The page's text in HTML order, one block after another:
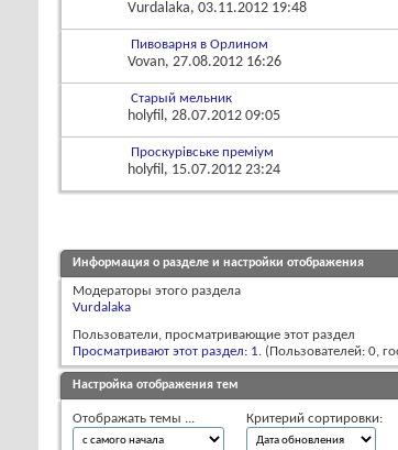
Vurdalaka, 03.11.2012 19:48
Пивоварня в Орлином
Vovan, 27.08.2012 16:26
Старый мельник
holyfil , 28.07.2012 09:05
Проскурівське преміум
holyfil , 15.07.2012 23:24
Информация о разделе и настройки отображения
Модераторы этого раздела
Vurdalaka
Пользователи, просматривающие этот раздел
Просматривают этот раздел: 1. (Пользователей: 0,
Настройка отображения тем
Отображать темы ... Критерий сортировки: